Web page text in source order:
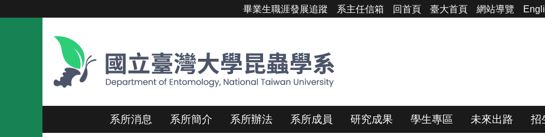
畢業生職涯發展追蹤 系主任信箱 回首頁 臺大首頁 網站導覽
系所消息 系所簡介 系所辦法 系所成員 研究成果 學生專區 未來出路 招